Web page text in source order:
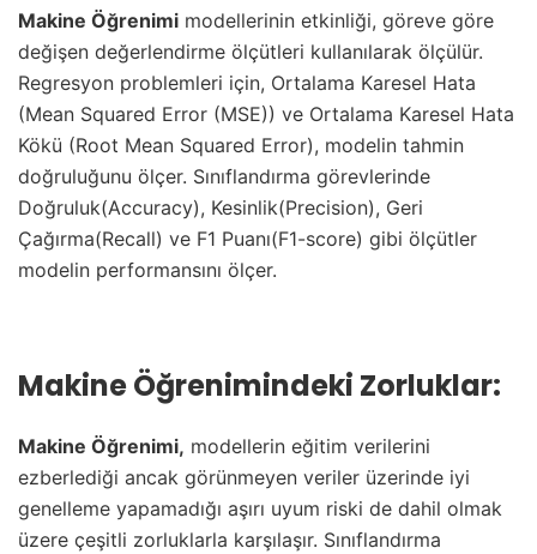
Makine Öğrenimi modellerinin etkinliği, göreve göre
değişen değerlendirme ölçütleri kullanılarak ölçülür.
Regresyon problemleri için, Ortalama Karesel Hata
(Mean Squared Error (MSE)) ve Ortalama Karesel Hata
Kökü (Root Mean Squared Error), modelin tahmin
doğruluğunu ölçer. Sınıflandırma görevlerinde
Doğruluk(Accuracy), Kesinlik(Precision), Geri
Çağırma(Recall) ve F1 Puanı(F1-score) gibi ölçütler
modelin performansını ölçer.
Makine Öğrenimindeki Zorluklar:
Makine Öğrenimi, modellerin eğitim verilerini
ezberlediği ancak görünmeyen veriler üzerinde iyi
genelleme yapamadığı aşırı uyum riski de dahil olmak
üzere çeşitli zorluklarla karşılaşır. Sınıflandırma